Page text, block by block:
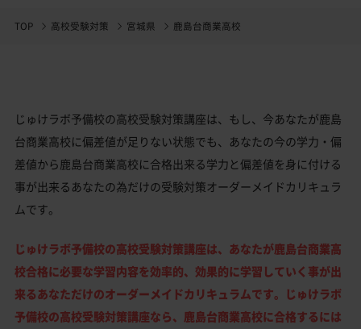
TOP 高校受験対策 宮城県 鹿島台商業高校
じゅけラボ予備校の高校受験対策講座は、もし、今あなたが鹿島
台商業高校に偏差値が足りない状態でも、あなたの今の学力・偏
差値から鹿島台商業高校に合格出来る学力と偏差値を身に付ける
事が出来るあなたの為だけの受験対策オーダーメイドカリキュラ
ムです。
じゅけラボ予備校の高校受験対策講座は、あなたが鹿島台商業高
校合格に必要な学習内容を効率的、効果的に学習していく事が出
来るあなただけのオーダーメイドカリキュラムです。じゅけラボ
予備校の高校受験対策講座なら、鹿島台商業高校に合格するには